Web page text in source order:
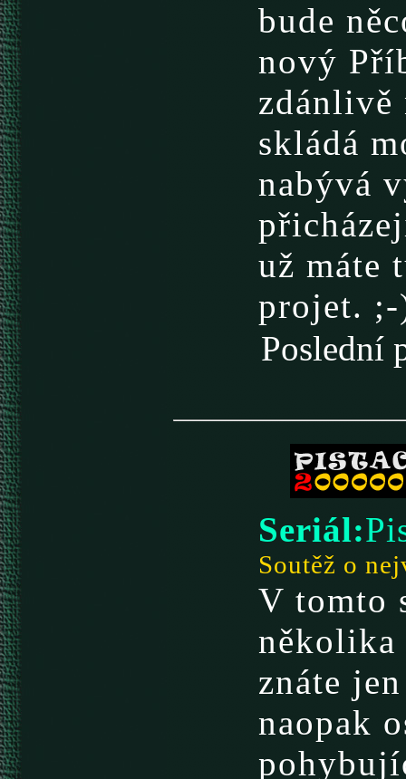
bude
nový
zdánlivě
skládá
nabývá
už máte
projet.
Seriál:
Soutěž o
V tomto
několika
znáte
naopak